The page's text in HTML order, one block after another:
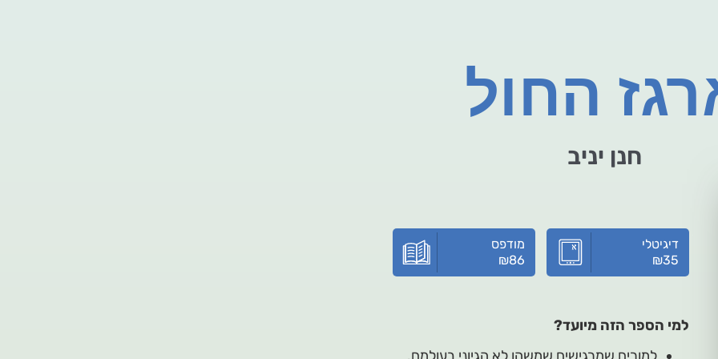
החול
חנן יניב
דיגיטלי
₪35
מודפס
₪86
למי הספר הזה מיועד?